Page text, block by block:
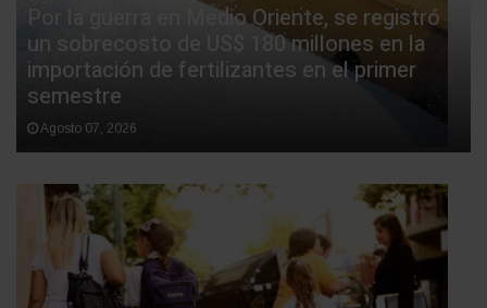
Por la guerra en Medio Oriente, se registró
un sobrecosto de US$ 180 millones en la
importación de fertilizantes en el primer
semestre
Agosto 07, 2026